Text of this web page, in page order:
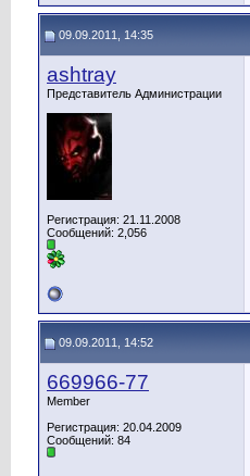
09.09.2011, 14:35
ashtray
Представитель Администрации
Регистрация: 21.11.2008
Сообщений: 2,056
09.09.2011, 14:52
669966-77
Member
Регистрация: 20.04.2009
Сообщений: 84